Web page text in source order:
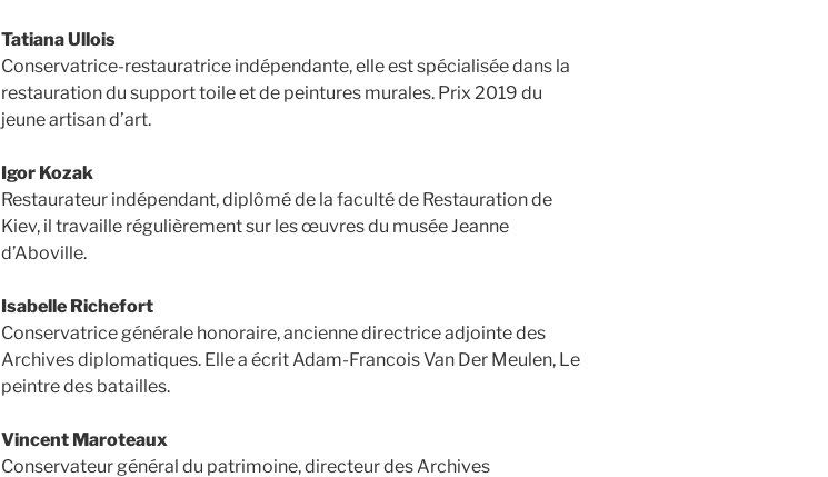
Tatiana Ullois
Conservatrice-restauratrice indépendante, elle est spécialisée dans la
restauration du support toile et de peintures murales. Prix 2019 du
jeune artisan d’art.
Igor Kozak
Restaurateur indépendant, diplômé de la faculté de Restauration de
Kiev, il travaille régulièrement sur les œuvres du musée Jeanne
d’Aboville.
Isabelle Richefort
Conservatrice générale honoraire, ancienne directrice adjointe des
Archives diplomatiques. Elle a écrit Adam-Francois Van Der Meulen, Le
peintre des batailles.
Vincent Maroteaux
Conservateur général du patrimoine, directeur des Archives